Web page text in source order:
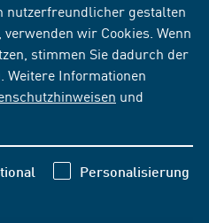
nutzerfreundlicher gestalten
wir Cookies. Wenn
stimmen Sie dadurch der
Weitere Informationen
und
Personalisierung